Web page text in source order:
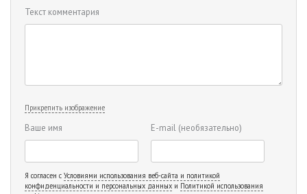
Текст комментария
Прикрепить изображение
Ваше имя E-mail (необязательно)
Я согласен с Условиями использования веб-сайта и политикой
конфиденциальности и персональных данных и Политикой использования